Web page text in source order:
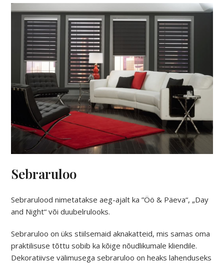
Sebraruloo
Sebrarulood nimetatakse aeg-ajalt ka ”Öö & Päeva“, „Day
and Night“ või duubelrulooks.
Sebraruloo on üks stiilsemaid aknakatteid, mis samas oma
praktilisuse tõttu sobib ka kõige nõudlikumale kliendile.
Dekoratiivse välimusega sebraruloo on heaks lahenduseks